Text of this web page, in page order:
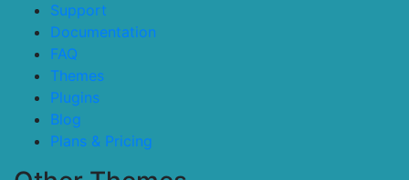
Support
Documentation
FAQ
Themes
Plugins
Blog
Plans & Pricing